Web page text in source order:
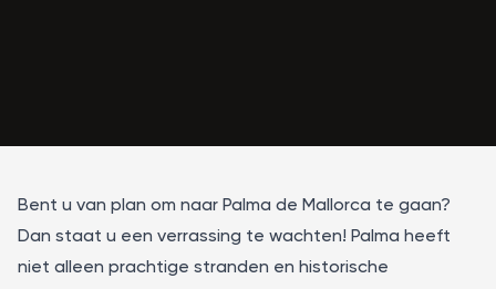
Bent u van plan om naar Palma de Mallorca te gaan?
Dan staat u een verrassing te wachten! Palma heeft
niet alleen prachtige stranden en historische